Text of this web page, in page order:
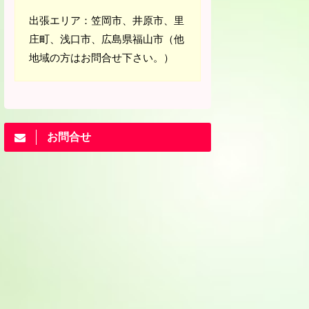
出張エリア：笠岡市、井原市、里
庄町、浅口市、広島県福山市（他
地域の方はお問合せ下さい。）
お問合せ